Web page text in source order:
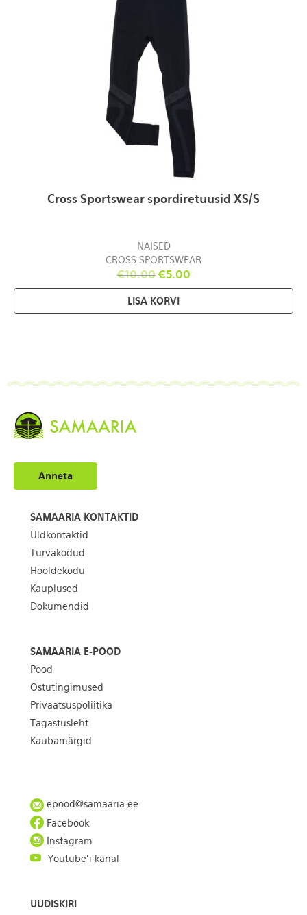
Cross Sportswear spordiretuusid XS/S
NAISED
CROSS SPORTSWEAR
€10.00 €5.00
LISA KORVI
Anneta
SAMAARIA KONTAKTID
Üldkontaktid
Turvakodud
Hooldekodu
Kauplused
Dokumendid
SAMAARIA E-POOD
Pood
Ostutingimused
Privaatsuspoliitika
Tagastusleht
Kaubamärgid
epood@samaaria.ee
Facebook
Instagram
Youtube'i kanal
UUDISKIRI